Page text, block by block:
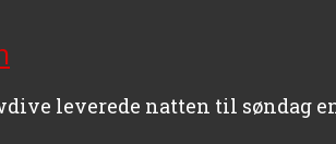
leverede natten til søndag